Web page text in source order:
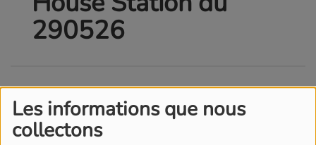
Les informations que nous
collectons
290526